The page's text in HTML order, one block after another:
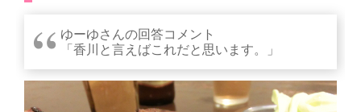
ゆーゆさんの回答コメント
「香川と言えばこれだと思います。」